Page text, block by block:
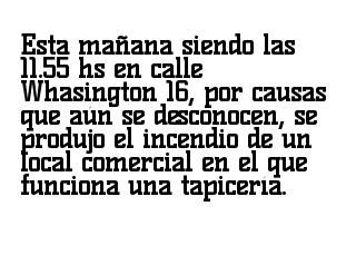
Esta mañana siendo las
11.55 hs en calle
Whasington 16, por causas
que aún se desconocen, se
produjo el incendio de un
local comercial en el que
funciona una tapicería.